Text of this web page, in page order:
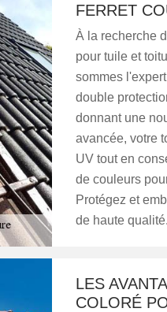
FERRET
À la recherche
pour tuile et
sommes
double
donnant une
avancée, votre
UV tout en
de couleurs
Protégez et
de haute qualité.
LES
COLORÉ